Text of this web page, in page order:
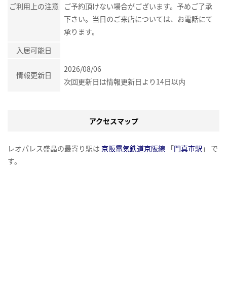
ご利用上の注意
ご予約頂けない場合がございます。予めご了承
下さい。当日のご来店については、お電話にて
承ります。
入居可能日
情報更新日
2026/08/06
次回更新日は情報更新日より14日以内
アクセスマップ
レオパレス盛晶の最寄り駅は 京阪電気鉄道京阪線 「門真市駅 」 で
す。